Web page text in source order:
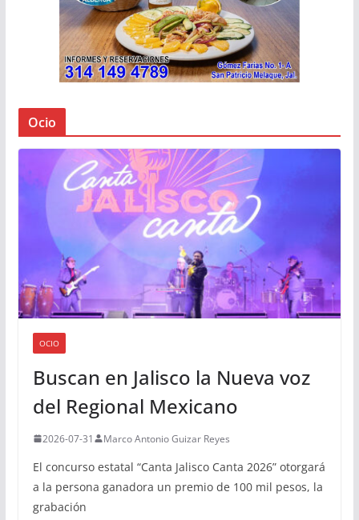
Ocio
OCIO
Buscan en Jalisco la Nueva voz
del Regional Mexicano
2026-07-31 Marco Antonio Guizar Reyes
El concurso estatal “Canta Jalisco Canta 2026” otorgará
a la persona ganadora un premio de 100 mil pesos, la
grabación